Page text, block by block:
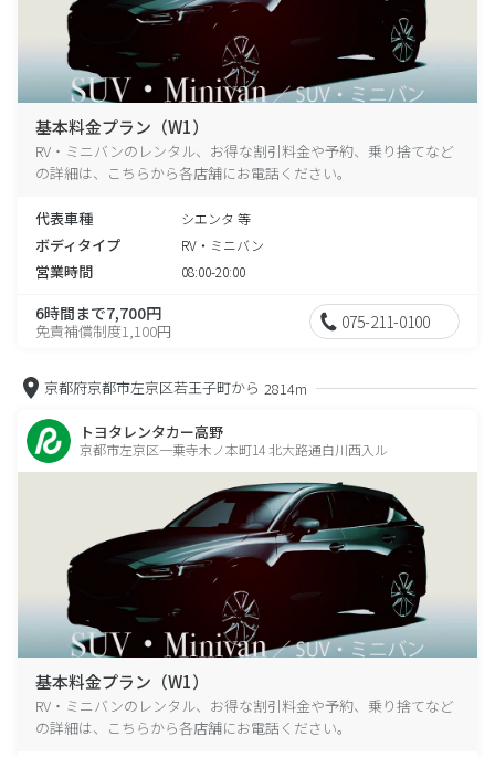
基本料金プラン（W1）
RV・ミニバンのレンタル、お得な割引料金や予約、乗り捨てなど
の詳細は、こちらから各店舗にお電話ください。
代表車種 シエンタ 等
ボディタイプ RV・ミニバン
営業時間 08:00-20:00
6時間まで7,700円
免責補償制度1,100円 075-211-0100
京都府京都市左京区若王子町から 2814m
トヨタレンタカー高野
京都市左京区一乗寺木ノ本町14 北大路通白川西入ル
基本料金プラン（W1）
RV・ミニバンのレンタル、お得な割引料金や予約、乗り捨てなど
の詳細は、こちらから各店舗にお電話ください。